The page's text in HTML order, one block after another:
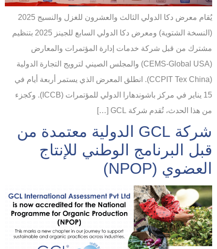
يُقام معرض دكا الدولي الثالث والعشرون للغزل والنسيج 2025
(النسخة الشتوية) ومعرض دكا الدولي السابع للجينز 2025 بتنظيم
مشترك من قبل شركة خدمات إدارة المؤتمرات والمعارض
(CEMS-Global USA) والمجلس الصيني لترويج التجارة الدولية
(CCPIT Tex China). انطلق المعرض الذي يستمر أربعة أيام في
15 يناير في مركز باشوندهارا الدولي للمؤتمرات (ICCB). وكجزء
من هذا الحدث، تُقدم شركة GCL […]
شركة GCL الدولية معتمدة من
قبل البرنامج الوطني للإنتاج
العضوي (NPOP)